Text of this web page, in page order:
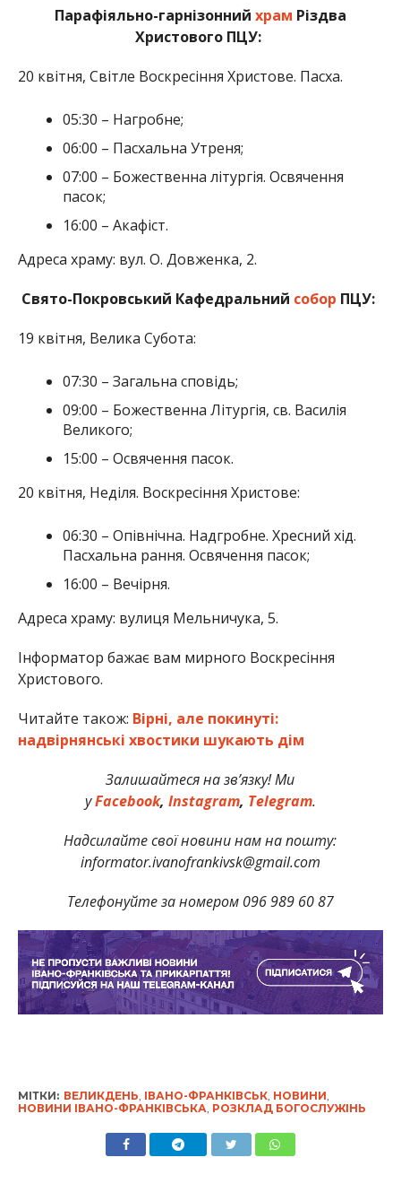
Парафіяльно-гарнізонний храм Різдва
Христового ПЦУ:
20 квітня, Світле Воскресіння Христове. Пасха.
05:30 – Нагробне;
06:00 – Пасхальна Утреня;
07:00 – Божественна літургія. Освячення
пасок;
16:00 – Акафіст.
Адреса храму: вул. О. Довженка, 2.
Свято-Покровський Кафедральний собор ПЦУ:
19 квітня, Велика Субота:
07:30 – Загальна сповідь;
09:00 – Божественна Літургія, св. Василія
Великого;
15:00 – Освячення пасок.
20 квітня, Неділя. Воскресіння Христове:
06:30 – Опівнічна. Надгробне. Хресний хід.
Пасхальна рання. Освячення пасок;
16:00 – Вечірня.
Адреса храму: вулиця Мельничука, 5.
Інформатор бажає вам мирного Воскресіння
Христового.
Читайте також: Вірні, але покинуті:
надвірнянські хвостики шукають дім
Залишайтеся на зв’язку! Ми
уFacebook, Instagram, Telegram.
Надсилайте свої новини нам на пошту:
informator.ivanofrankivsk@gmail.com
Телефонуйте за номером 096 989 60 87
МІТКИ: ВЕЛИКДЕНЬ, ІВАНО-ФРАНКІВСЬК, НОВИНИ,
НОВИНИ ІВАНО-ФРАНКІВСЬКА, РОЗКЛАД БОГОСЛУЖІНЬ